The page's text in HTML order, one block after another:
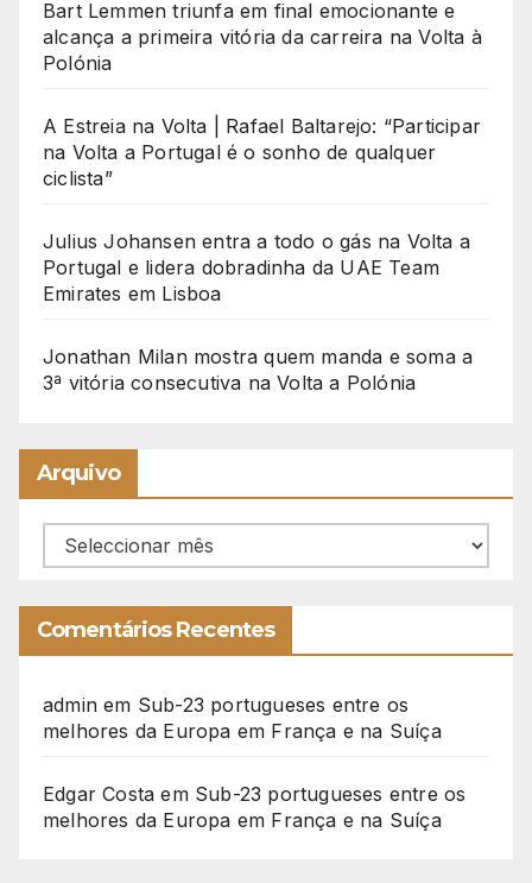
Bart Lemmen triunfa em final emocionante e
alcança a primeira vitória da carreira na Volta à
Polónia
A Estreia na Volta | Rafael Baltarejo: “Participar
na Volta a Portugal é o sonho de qualquer
ciclista”
Julius Johansen entra a todo o gás na Volta a
Portugal e lidera dobradinha da UAE Team
Emirates em Lisboa
Jonathan Milan mostra quem manda e soma a
3ª vitória consecutiva na Volta a Polónia
Arquivo
Arquivo
Comentários Recentes
admin em Sub-23 portugueses entre os
melhores da Europa em França e na Suíça
Edgar Costa em Sub-23 portugueses entre os
melhores da Europa em França e na Suíça